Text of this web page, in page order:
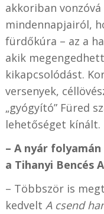
akkoriban
mindennapjairól,
fürdőkúra – az a
akik
kikapcsolódást.
versenyek,
„gyógyító” Füred
lehetőséget kínált.
– A nyár
a Tihanyi Bencés
– Többször is
kedvelt A csend